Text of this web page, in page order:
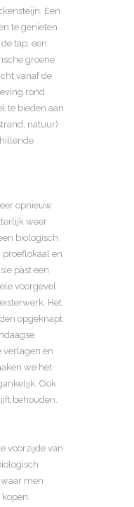
Een
te genieten.
tap, een
groene
vanaf de
rond
te bieden aan
natuur)
opnieuw
weer
biologisch
en
past een
voorgevel
Het
opgeknapt
verlagen en
we het
Ook
behouden.
voorzijde van
men